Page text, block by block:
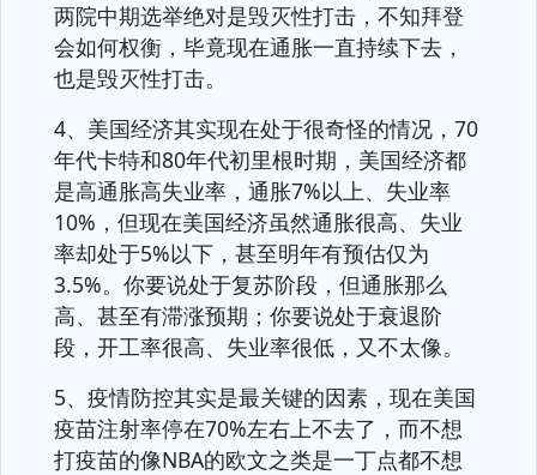
两院中期选举绝对是毁灭性打击，不知拜登
会如何权衡，毕竟现在通胀一直持续下去，
也是毁灭性打击。
4、美国经济其实现在处于很奇怪的情况，70
年代卡特和80年代初里根时期，美国经济都
是高通胀高失业率，通胀7%以上、失业率
10%，但现在美国经济虽然通胀很高、失业
率却处于5%以下，甚至明年有预估仅为
3.5%。你要说处于复苏阶段，但通胀那么
高、甚至有滞涨预期；你要说处于衰退阶
段，开工率很高、失业率很低，又不太像。
5、疫情防控其实是最关键的因素，现在美国
疫苗注射率停在70%左右上不去了，而不想
打疫苗的像NBA的欧文之类是一丁点都不想